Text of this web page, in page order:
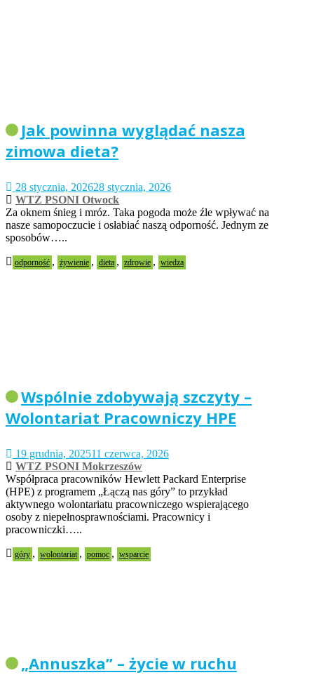
Jak powinna wyglądać nasza
zimowa dieta?
28 stycznia, 202628 stycznia, 2026
WTZ PSONI Otwock
Za oknem śnieg i mróz. Taka pogoda może źle wpływać na
nasze samopoczucie i osłabiać naszą odporność. Jednym ze
sposobów…..
odporność , żywienie , dieta , zdrowie , wiedza
Wspólnie zdobywają szczyty –
Wolontariat Pracowniczy HPE
19 grudnia, 202511 czerwca, 2026
WTZ PSONI Mokrzeszów
Współpraca pracowników Hewlett Packard Enterprise
(HPE) z programem „Łączą nas góry” to przykład
aktywnego wolontariatu pracowniczego wspierającego
osoby z niepełnosprawnościami. Pracownicy i
pracowniczki…..
góry , wolontariat , pomoc , wsparcie
„Annuszka” – życie w ruchu